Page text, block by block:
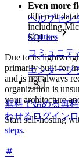
ヘルプセン
Courses
コミュニテ
エンタープ
無料で始める無
わせるログイン
Even more
different
including
SQLite.
Due to its
primarily built for
and is not always
organization is
your architecture
Start self-hosting
steps.